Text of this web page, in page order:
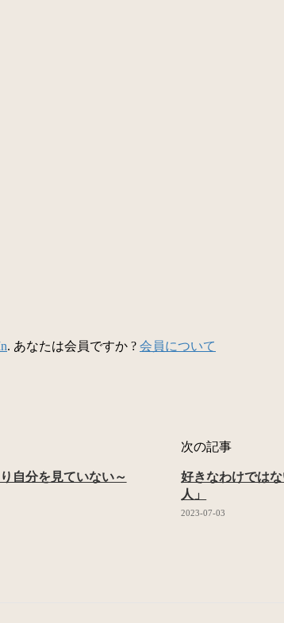
. あなたは会員ですか ? 会員について
自分を見ていない～
次の記事
好きなわけでは
人」
2023-07-03